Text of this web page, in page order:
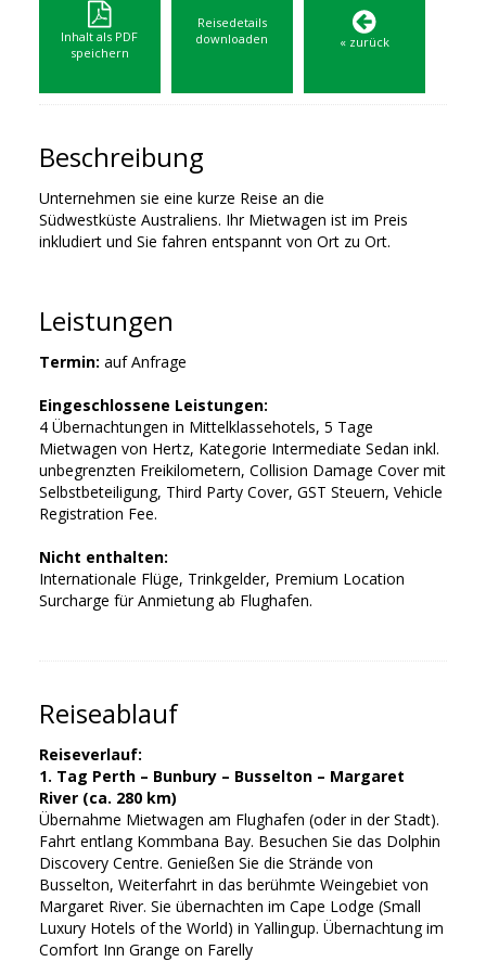
Inhalt als PDF
speichern
Reisedetails
downloaden
« zurück
Beschreibung
Unternehmen sie eine kurze Reise an die
Südwestküste Australiens. Ihr Mietwagen ist im Preis
inkludiert und Sie fahren entspannt von Ort zu Ort.
Leistungen
Termin: auf Anfrage
Eingeschlossene Leistungen:
4 Übernachtungen in Mittelklassehotels, 5 Tage
Mietwagen von Hertz, Kategorie Intermediate Sedan inkl.
unbegrenzten Freikilometern, Collision Damage Cover mit
Selbstbeteiligung, Third Party Cover, GST Steuern, Vehicle
Registration Fee.
Nicht enthalten:
Internationale Flüge, Trinkgelder, Premium Location
Surcharge für Anmietung ab Flughafen.
Reiseablauf
Reiseverlauf:
1. Tag Perth – Bunbury – Busselton – Margaret
River (ca. 280 km)
Übernahme Mietwagen am Flughafen (oder in der Stadt).
Fahrt entlang Kommbana Bay. Besuchen Sie das Dolphin
Discovery Centre. Genießen Sie die Strände von
Busselton, Weiterfahrt in das berühmte Weingebiet von
Margaret River. Sie übernachten im Cape Lodge (Small
Luxury Hotels of the World) in Yallingup. Übernachtung im
Comfort Inn Grange on Farelly